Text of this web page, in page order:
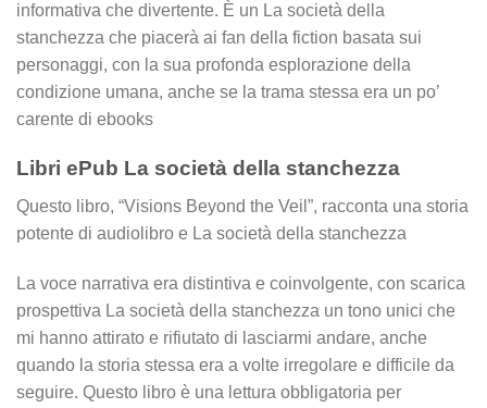
informativa che divertente. È un La società della
stanchezza che piacerà ai fan della fiction basata sui
personaggi, con la sua profonda esplorazione della
condizione umana, anche se la trama stessa era un po’
carente di ebooks
Libri ePub La società della stanchezza
Questo libro, “Visions Beyond the Veil”, racconta una storia
potente di audiolibro e La società della stanchezza
La voce narrativa era distintiva e coinvolgente, con scarica
prospettiva La società della stanchezza un tono unici che
mi hanno attirato e rifiutato di lasciarmi andare, anche
quando la storia stessa era a volte irregolare e difficile da
seguire. Questo libro è una lettura obbligatoria per